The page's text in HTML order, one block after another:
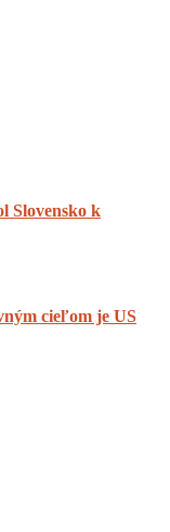
Slovensko k
cieľom je US